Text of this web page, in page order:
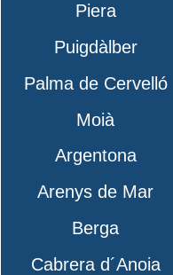
Piera
Puigdàlber
Palma de Cervelló
Moià
Argentona
Arenys de Mar
Berga
Cabrera d´Anoia